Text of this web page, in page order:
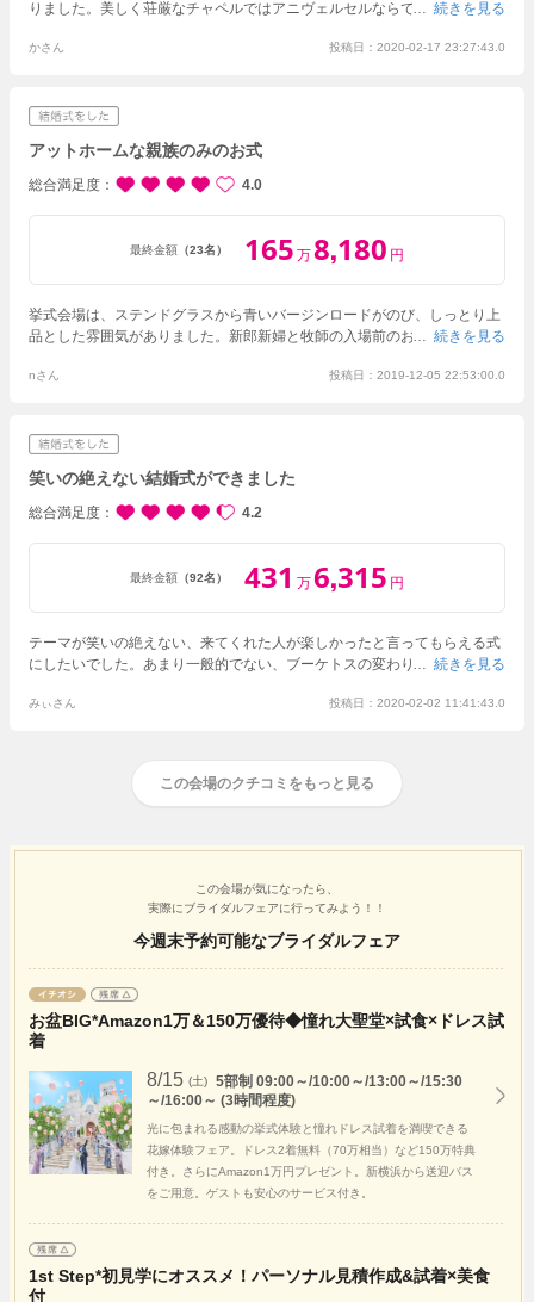
りました。 美しく荘厳なチャペルではアニヴェルセルならではの確認の儀
えて、その姿に緊張がほぐれたりもしました。 結婚式後、写真を見ると、
ァだったので、ゲストの皆さんとの距離が近く、かわるがわる写真を撮っ
皆さんからは、ウェルカムパーティーでの生ハムの演出がとても評判が良
かったです。お料理も主賓の方々、ゲストの皆さん、親族から美味しかっ
とどうしても費用が高くなりますが、プロデューサーさんに自分たちの予
算感をお伝えすると、その中で色々とご提案してくださいました。映像や
装飾など節約できるところはDIYもたくさんしましたが、プロデューサー
さんがギリギリまで確認してくださったり、当日も飾ってくださったり、
たくさんご尽力いただきました。
続きを見る
かさん 投稿日：2020-02-17 23:27:43.0
アットホームな親族のみのお式
総合満足度 4.0
最終金額 （23名） 165 万8,180 円
挙式会場は、ステンドグラスから青いバージンロードがのび、しっとり上
品とした雰囲気がありました。 新郎新婦と牧師の入場前のお部屋がマジッ
ろかったです。挙式中にベビーやキッズが泣き出してしまったらそのお部
のでアットホームな雰囲気の中披露宴を執り行うことができました。
脱いで遊ぶ子どもたちを見ながら和やかな披露宴を行えます。子連れ挙式
にぴったりな会場だと思います。
続きを見る
nさん 投稿日：2019-12-05 22:53:00.0
笑いの絶えない結婚式ができました
総合満足度 4.2
最終金額 （92名） 431 万6,315 円
テーマが笑いの絶えない、来てくれた人が楽しかったと言ってもらえる式
にしたいでした。あまり一般的でない、ブーケトスの変わりにお菓子撒
タバのフラペチーノ風にする、花嫁の手紙をムービーにするなど進行する
その際にスタッフ総勢で階段などの掃除や水切りを一生懸命して頂いて、
続きを見る
みぃさん 投稿日：2020-02-02 11:41:43.0
この会場のクチコミをもっと見る
この会場が気になったら、
実際にブライダルフェアに行ってみよう！！
今週末予約可能なブライダルフェア
お盆BIG*Amazon1万＆150万優待◆憧れ大聖堂×試食×ドレス試
着
8/15 (土)
5部制 09:00～/10:00～/13:00～/15:30
～/16:00～ (3時間程度)
光に包まれる感動の挙式体験と憧れドレス試着を満喫できる
花嫁体験フェア。ドレス2着無料（70万相当）など150万特典
付き。さらにAmazon1万円プレゼント。新横浜から送迎バス
をご用意。ゲストも安心のサービス付き。
1st Step*初見学にオススメ！パーソナル見積作成&試着×美食
付